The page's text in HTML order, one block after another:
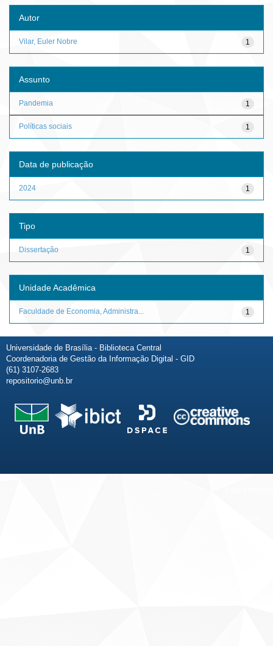
Autor
1
Vilar, Euler Nobre
Assunto
1
Pandemia
1
Políticas sociais
Data de publicação
1
2024
Tipo
1
Dissertação
Unidade Acadêmica
1
Faculdade de Economia, Administra...
Universidade de Brasília - Biblioteca Central
Coordenadoria de Gestão da Informação Digital - GID
(61) 3107-2683
repositorio@unb.br